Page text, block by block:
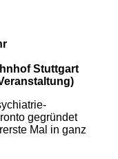
Stuttgart
gegründet
Mal in ganz